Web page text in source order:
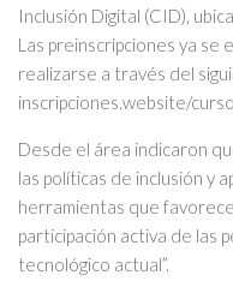
Inclusión Digital (CID),
Las preinscripciones ya se
realizarse a través del
inscripciones.website/
Desde el área indicaron
las políticas de inclusión y
herramientas que
participación activa de las
tecnológico actual”.